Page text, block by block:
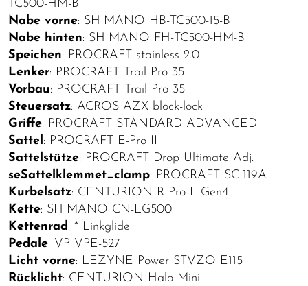
TC500-HM-B
Nabe vorne: SHIMANO HB-TC500-15-B
Nabe hinten: SHIMANO FH-TC500-HM-B
Speichen: PROCRAFT stainless 2.0
Lenker: PROCRAFT Trail Pro 35
Vorbau: PROCRAFT Trail Pro 35
Steuersatz: ACROS AZX block-lock
Griffe: PROCRAFT STANDARD ADVANCED
Sattel : PROCRAFT E-Pro II
Sattelstütze: PROCRAFT Drop Ultimate Adj.
seSattelklemmet_clamp: PROCRAFT SC-119A
Kurbelsatz: CENTURION R Pro II Gen4
Kette: SHIMANO CN-LG500
Kettenrad : * Linkglide
Pedale: VP VPE-527
Licht vorne: LEZYNE Power STVZO E115
Rücklicht: CENTURION Halo Mini